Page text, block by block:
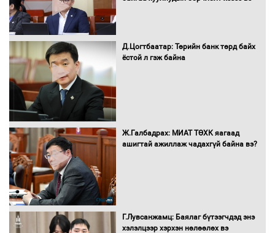
Монгол Улс “COP17”-д “Тал хээрийн
16 төрлийн эмийг нэг эх үүсвэрээс
худалдан авах журмыг баталлаа
шилжиж, найр наадам, зөвлөгөөн,
гадаад томилолтыг хориглолоо
Д.Цогтбаатар: Төрийн банк төрд байх
ёстой л гэж байна
Ж.Галбадрах: МИАТ ТӨХК яагаад
ашигтай ажиллаж чадахгүй байна вэ?
Г.Лувсанжамц: Баялаг бүтээгчдэд энэ
хэлэлцээр хэрхэн нөлөөлөх вэ